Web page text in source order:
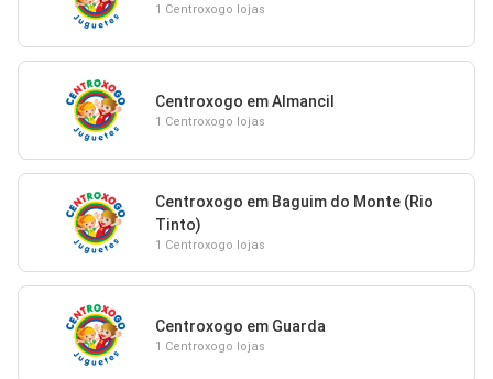
1 Centroxogo lojas
Centroxogo em Almancil
1 Centroxogo lojas
Centroxogo em Baguim do Monte (Rio
Tinto)
1 Centroxogo lojas
Centroxogo em Guarda
1 Centroxogo lojas